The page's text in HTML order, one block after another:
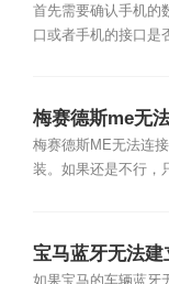
首先需要确认手机的
口或者手机的接口是
梅赛德斯me无
梅赛德斯ME无法连
装。如果还是不行，
宝马蓝牙无法建